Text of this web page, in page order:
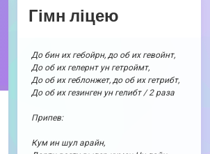
Гімн ліцею
До бин их гебойрн, до об их гевойнт,
До об их гелернт ун гетроймт,
До об их геблонжет, до об их гетрибт,
До об их гезинген ун гелибт / 2 раза
Припев:
Кум ин шул арайн,